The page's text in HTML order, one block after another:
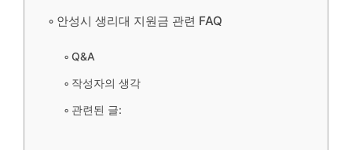
안성시 생리대 지원금 관련 FAQ
Q&A
작성자의 생각
관련된 글: